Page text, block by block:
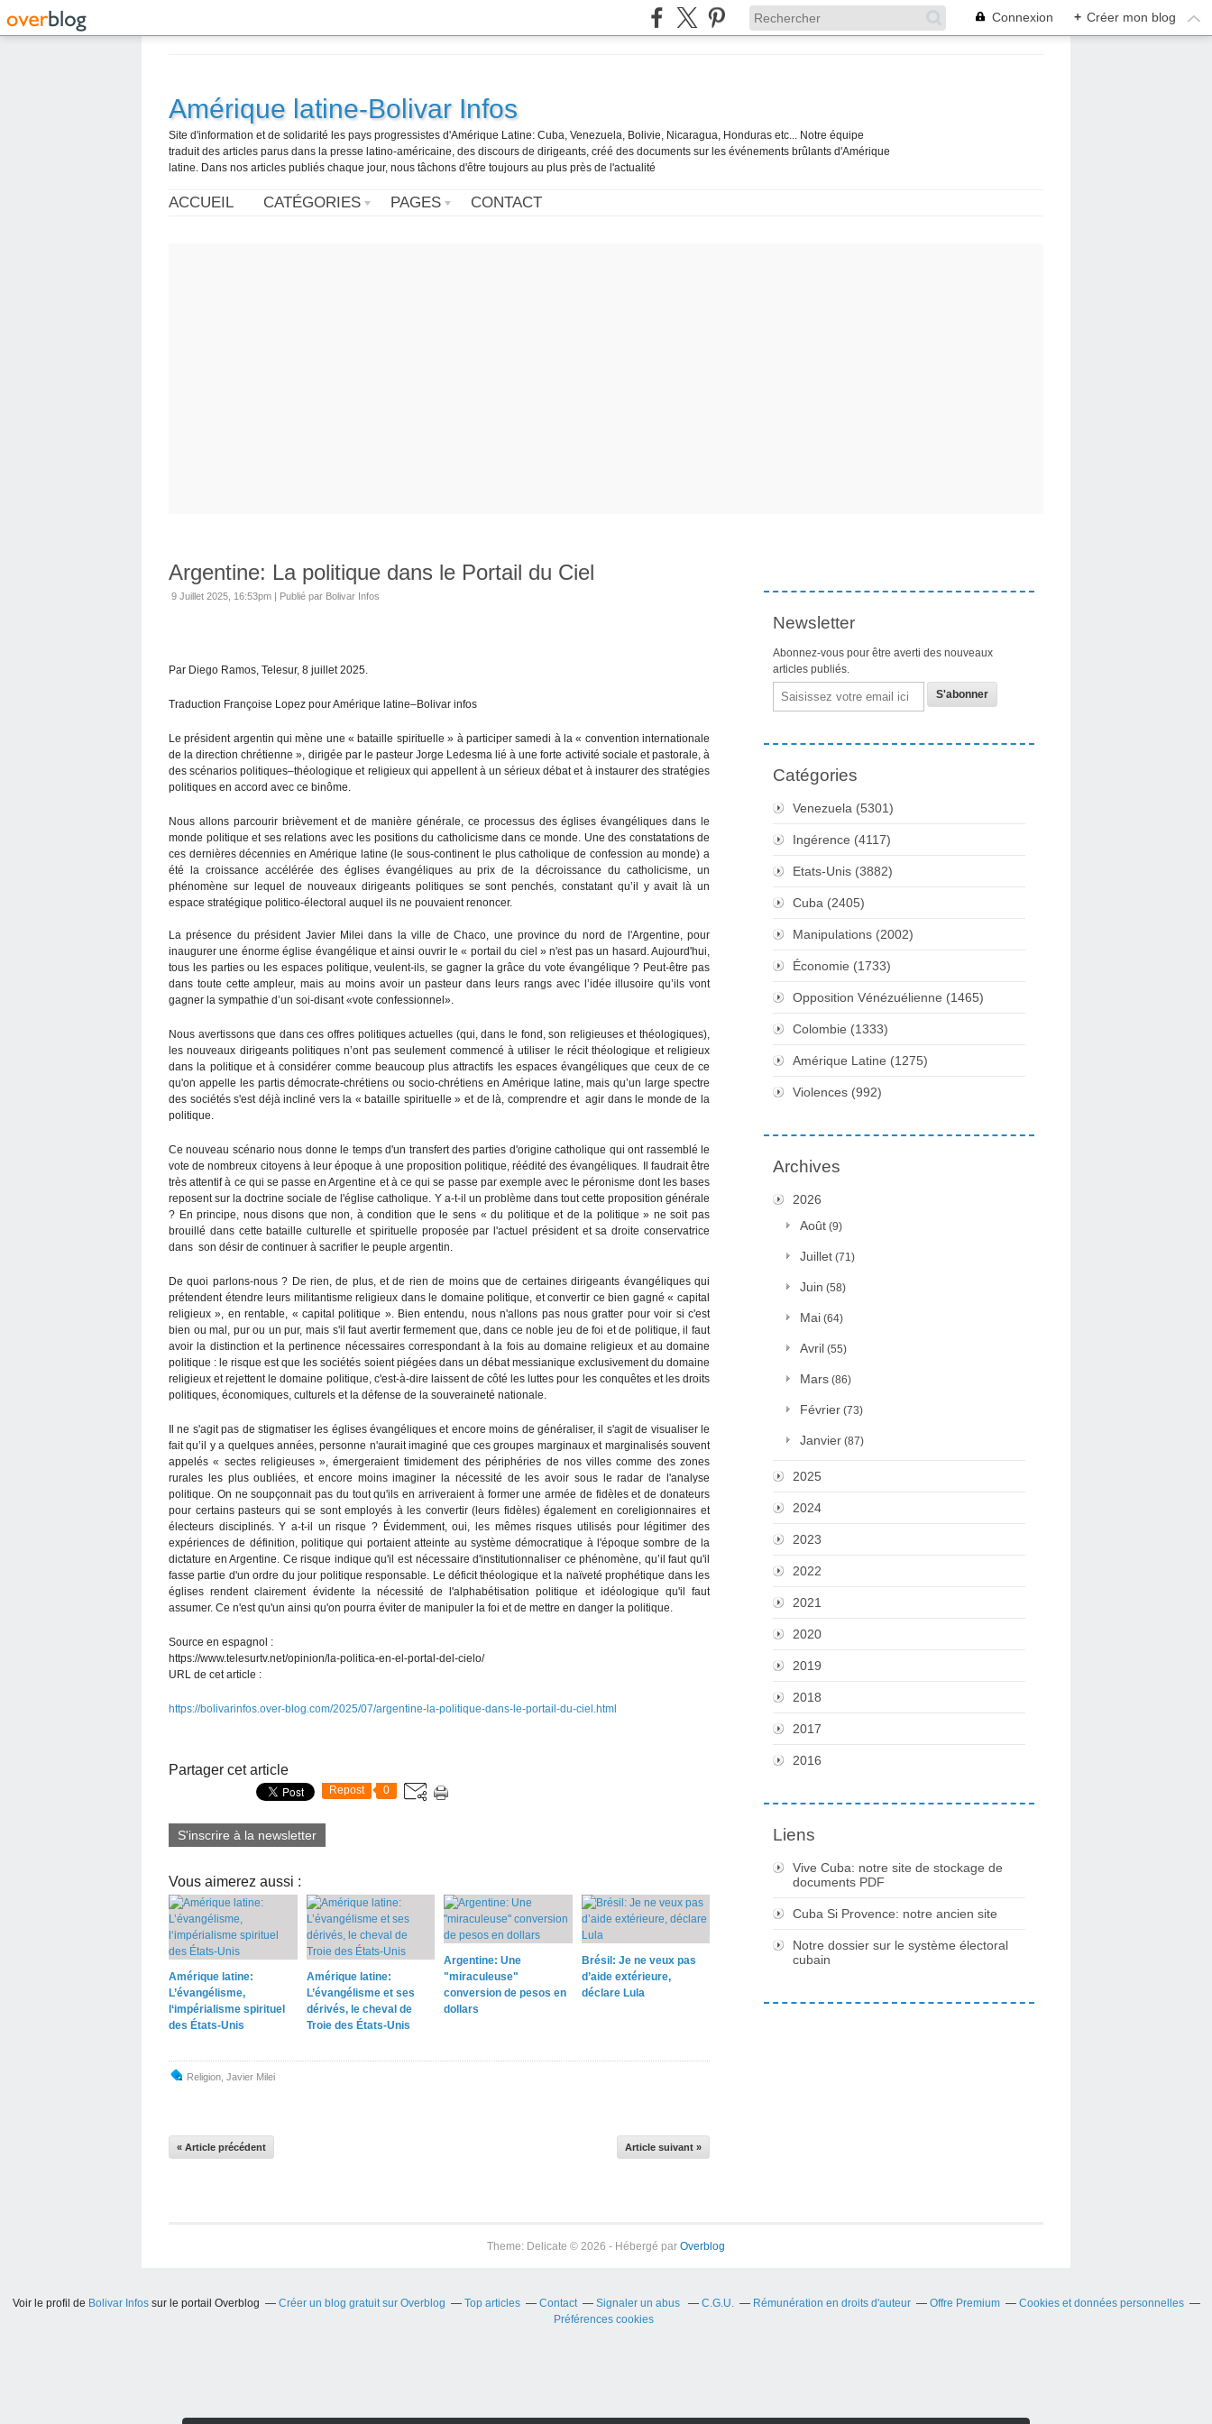
Connexion + Créer mon blog
Amérique latine-Bolivar Infos
Site d'information et de solidarité les pays progressistes d'Amérique Latine: Cuba, Venezuela, Bolivie, Nicaragua, Honduras etc... Notre équipe
traduit des articles parus dans la presse latino-américaine, des discours de dirigeants, créé des documents sur les événements brûlants d'Amérique
latine. Dans nos articles publiés chaque jour, nous tâchons d'être toujours au plus près de l'actualité
ACCUEIL CATÉGORIES PAGES CONTACT
Argentine: La politique dans le Portail du Ciel
9 Juillet 2025, 16:53pm | Publié par Bolivar Infos
Par Diego Ramos, Telesur, 8 juillet 2025.
Traduction Françoise Lopez pour Amérique latine–Bolivar infos
Le président argentin qui mène une « bataille spirituelle » à participer samedi à la « convention internationale
de la direction chrétienne », dirigée par le pasteur Jorge Ledesma lié à une forte activité sociale et pastorale, à
des scénarios politiques–théologique et religieux qui appellent à un sérieux débat et à instaurer des stratégies
politiques en accord avec ce binôme.
Nous allons parcourir brièvement et de manière générale, ce processus des églises évangéliques dans le
monde politique et ses relations avec les positions du catholicisme dans ce monde. Une des constatations de
ces dernières décennies en Amérique latine (le sous-continent le plus catholique de confession au monde) a
été la croissance accélérée des églises évangéliques au prix de la décroissance du catholicisme, un
phénomène sur lequel de nouveaux dirigeants politiques se sont penchés, constatant qu’il y avait là un
espace stratégique politico-électoral auquel ils ne pouvaient renoncer.
La présence du président Javier Milei dans la ville de Chaco, une province du nord de l'Argentine, pour
inaugurer une énorme église évangélique et ainsi ouvrir le « portail du ciel » n'est pas un hasard. Aujourd'hui,
tous les parties ou les espaces politique, veulent-ils, se gagner la grâce du vote évangélique ? Peut-être pas
dans toute cette ampleur, mais au moins avoir un pasteur dans leurs rangs avec l’idée illusoire qu’ils vont
gagner la sympathie d’un soi-disant «vote confessionnel».
Nous avertissons que dans ces offres politiques actuelles (qui, dans le fond, son religieuses et théologiques),
les nouveaux dirigeants politiques n’ont pas seulement commencé à utiliser le récit théologique et religieux
dans la politique et à considérer comme beaucoup plus attractifs les espaces évangéliques que ceux de ce
qu'on appelle les partis démocrate-chrétiens ou socio-chrétiens en Amérique latine, mais qu’un large spectre
des sociétés s'est déjà incliné vers la « bataille spirituelle » et de là, comprendre et agir dans le monde de la
politique.
Ce nouveau scénario nous donne le temps d'un transfert des parties d'origine catholique qui ont rassemblé le
vote de nombreux citoyens à leur époque à une proposition politique, réédité des évangéliques. Il faudrait être
très attentif à ce qui se passe en Argentine et à ce qui se passe par exemple avec le péronisme dont les bases
reposent sur la doctrine sociale de l'église catholique. Y a-t-il un problème dans tout cette proposition générale
? En principe, nous disons que non, à condition que le sens « du politique et de la politique » ne soit pas
brouillé dans cette bataille culturelle et spirituelle proposée par l'actuel président et sa droite conservatrice
dans son désir de continuer à sacrifier le peuple argentin.
De quoi parlons-nous ? De rien, de plus, et de rien de moins que de certaines dirigeants évangéliques qui
prétendent étendre leurs militantisme religieux dans le domaine politique, et convertir ce bien gagné « capital
religieux », en rentable, « capital politique ». Bien entendu, nous n'allons pas nous gratter pour voir si c'est
bien ou mal, pur ou un pur, mais s'il faut avertir fermement que, dans ce noble jeu de foi et de politique, il faut
avoir la distinction et la pertinence nécessaires correspondant à la fois au domaine religieux et au domaine
politique : le risque est que les sociétés soient piégées dans un débat messianique exclusivement du domaine
religieux et rejettent le domaine politique, c'est-à-dire laissent de côté les luttes pour les conquêtes et les droits
politiques, économiques, culturels et la défense de la souveraineté nationale.
Il ne s'agit pas de stigmatiser les églises évangéliques et encore moins de généraliser, il s'agit de visualiser le
fait qu’il y a quelques années, personne n'aurait imaginé que ces groupes marginaux et marginalisés souvent
appelés « sectes religieuses », émergeraient timidement des périphéries de nos villes comme des zones
rurales les plus oubliées, et encore moins imaginer la nécessité de les avoir sous le radar de l'analyse
politique. On ne soupçonnait pas du tout qu'ils en arriveraient à former une armée de fidèles et de donateurs
pour certains pasteurs qui se sont employés à les convertir (leurs fidèles) également en coreligionnaires et
électeurs disciplinés. Y a-t-il un risque ? Évidemment, oui, les mêmes risques utilisés pour légitimer des
expériences de définition, politique qui portaient atteinte au système démocratique à l'époque sombre de la
dictature en Argentine. Ce risque indique qu'il est nécessaire d'institutionnaliser ce phénomène, qu’il faut qu'il
fasse partie d'un ordre du jour politique responsable. Le déficit théologique et la naïveté prophétique dans les
églises rendent clairement évidente la nécessité de l'alphabétisation politique et idéologique qu'il faut
assumer. Ce n'est qu'un ainsi qu'on pourra éviter de manipuler la foi et de mettre en danger la politique.
Source en espagnol :
https://www.telesurtv.net/opinion/la-politica-en-el-portal-del-cielo/
URL de cet article :
https://bolivarinfos.over-blog.com/2025/07/argentine-la-politique-dans-le-portail-du-ciel.html
Partager cet article
Repost 0
S'inscrire à la newsletter
Vous aimerez aussi :
Amérique latine:
L’évangélisme,
l‘impérialisme spirituel
des États-Unis
Amérique latine:
L’évangélisme et ses
dérivés, le cheval de
Troie des États-Unis
Argentine: Une
"miraculeuse"
conversion de pesos en
dollars
Brésil: Je ne veux pas
d’aide extérieure,
déclare Lula
Religion Javier Milei
« Article précédent Article suivant »
Newsletter
Abonnez-vous pour être averti des nouveaux
articles publiés.
Email
Catégories
Venezuela (5301)
Ingérence (4117)
Etats-Unis (3882)
Cuba (2405)
Manipulations (2002)
Économie (1733)
Opposition Vénézuélienne (1465)
Colombie (1333)
Amérique Latine (1275)
Violences (992)
Archives
2026
Août (9)
Juillet (71)
Juin (58)
Mai (64)
Avril (55)
Mars (86)
Février (73)
Janvier (87)
2025
2024
2023
2022
2021
2020
2019
2018
2017
2016
Liens
Vive Cuba: notre site de stockage de
documents PDF
Cuba Si Provence: notre ancien site
Notre dossier sur le système électoral
cubain
Theme: Delicate © 2026 - Hébergé par Overblog
Voir le profil de Bolivar Infossur le portail Overblog Créer un blog gratuit sur Overblog Top articles Contact Signaler un abus C.G.U. Rémunération en droits d'auteur Offre Premium
Cookies et données personnelles
Préférences cookies